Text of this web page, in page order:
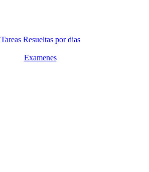
Tareas Resueltas por dias
Examenes